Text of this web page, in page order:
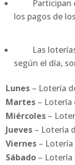
Participan
los pagos de
Las loterías
según el día,
Lunes – Lotería
Martes – Lotería
Miércoles –
Jueves – Lotería
Viernes –
Sábado – Lotería